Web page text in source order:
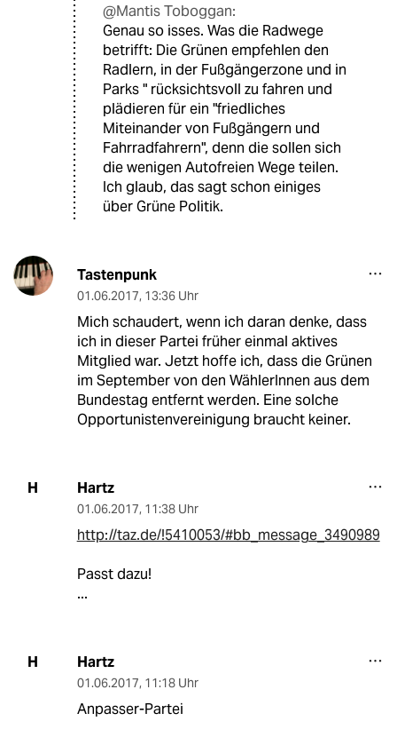
@Mantis Toboggan:
Genau so isses. Was die Radwege
betrifft: Die Grünen empfehlen den
Radlern, in der Fußgängerzone und in
Parks " rücksichtsvoll zu fahren und
plädieren für ein "friedliches
Miteinander von Fußgängern und
Fahrradfahrern", denn die sollen sich
die wenigen Autofreien Wege teilen.
Ich glaub, das sagt schon einiges
über Grüne Politik.
Tastenpunk
01.06.2017, 13:36 Uhr
Mich schaudert, wenn ich daran denke, dass
ich in dieser Partei früher einmal aktives
Mitglied war. Jetzt hoffe ich, dass die Grünen
im September von den WählerInnen aus dem
Bundestag entfernt werden. Eine solche
Opportunistenvereinigung braucht keiner.
H Hartz
01.06.2017, 11:38 Uhr
http://taz.de/!5410053/#bb_message_3490989
Passt dazu!
...
H Hartz
01.06.2017, 11:18 Uhr
Anpasser-Partei